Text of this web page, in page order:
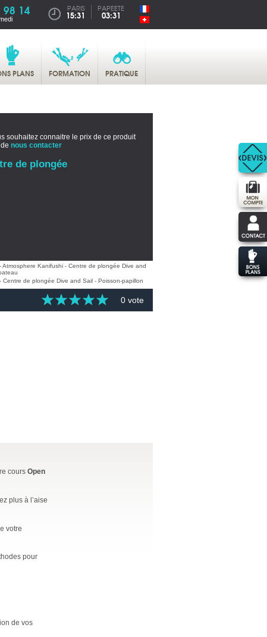
14 PARIS
15:31
PAPEETE
03:31
PLANS FORMATION PRATIQUE
souhaitez connaitre le prix de ce produit
nous contacter
de plongée
0 vote
cours Open
plus à l’aise
votre
pour
de vos